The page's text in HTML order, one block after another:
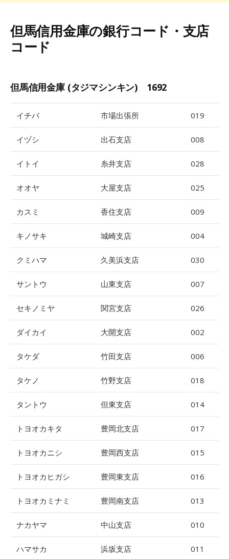
但馬信用金庫の銀行コード・支店
コード
但馬信用金庫 (タジマシンキン) 1692
イチバ 市場出張所 019
イヅシ 出石支店 008
イトイ 糸井支店 028
オオヤ 大屋支店 025
カスミ 香住支店 009
キノサキ 城崎支店 004
クミハマ 久美浜支店 030
サントウ 山東支店 007
セキノミヤ 関宮支店 026
ダイカイ 大開支店 002
タケダ 竹田支店 006
タケノ 竹野支店 018
タントウ 但東支店 014
トヨオカキタ 豊岡北支店 017
トヨオカニシ 豊岡西支店 015
トヨオカヒガシ 豊岡東支店 016
トヨオカミナミ 豊岡南支店 013
ナカヤマ 中山支店 010
ハマサカ 浜坂支店 011